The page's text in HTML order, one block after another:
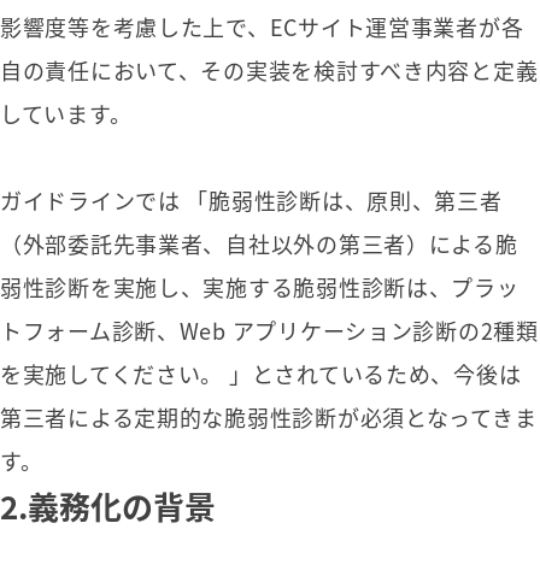
影響度等を考慮した上で、ECサイト運営事業者が各
自の責任において、その実装を検討すべき内容と定義
しています。
ガイドラインでは 「脆弱性診断は、原則、第三者
（外部委託先事業者、自社以外の第三者）による脆
弱性診断を実施し、実施する脆弱性診断は、プラッ
トフォーム診断、Web アプリケーション診断の2種類
を実施してください。 」とされているため、今後は
第三者による定期的な脆弱性診断が必須となってきま
す。
2.義務化の背景